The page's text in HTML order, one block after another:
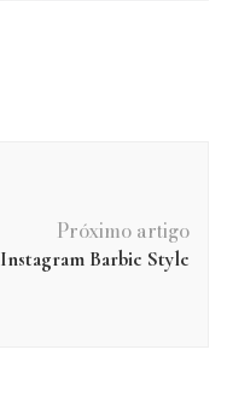
Próximo artigo
Instagram Barbie Style